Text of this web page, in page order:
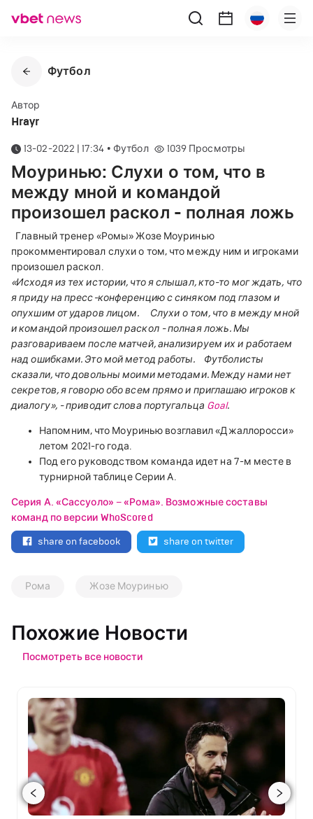
Футбол
Автор
Hrayr
13-02-2022 | 17:34 • Футбол 1039 Просмотры
Моуринью: Слухи о том, что в
между мной и командой
произошел раскол - полная ложь
Главный тренер «Ромы» Жозе Моуринью
прокомментировал слухи о том, что между ним и игроками
произошел раскол.
«Исходя из тех истории, что я слышал, кто-то мог ждать, что
я приду на пресс-конференцию с синяком под глазом и
опухшим от ударов лицом.
Слухи о том, что в между мной
и командой произошел раскол - полная ложь. Мы
разговариваем после матчей, анализируем их и работаем
над ошибками. Это мой метод работы.
Футболисты
сказали, что довольны моими методами. Между нами нет
секретов, я говорю обо всем прямо и приглашаю игроков к
диалогу», - приводит слова португальца Goal.
Напомним, что Моуринью возглавил «Джаллоросси»
летом 2021-го года.
Под его руководством команда идет на 7-м месте в
турнирной таблице Серии А.
Серия А. «Сассуоло» – «Рома». Возможные составы
команд по версии WhoScored
share on facebook
share on twitter
Рома Жозе Моуринью
Похожие Новости
Посмотреть все новости